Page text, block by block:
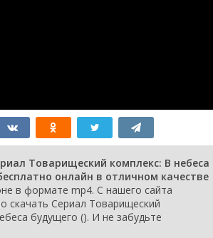
Товарищеский комплекс: В небеса
онлайн в отличном качестве
в формате mp4. С нашего сайта
скачать Сериал Товарищеский
будущего (). И не забудьте